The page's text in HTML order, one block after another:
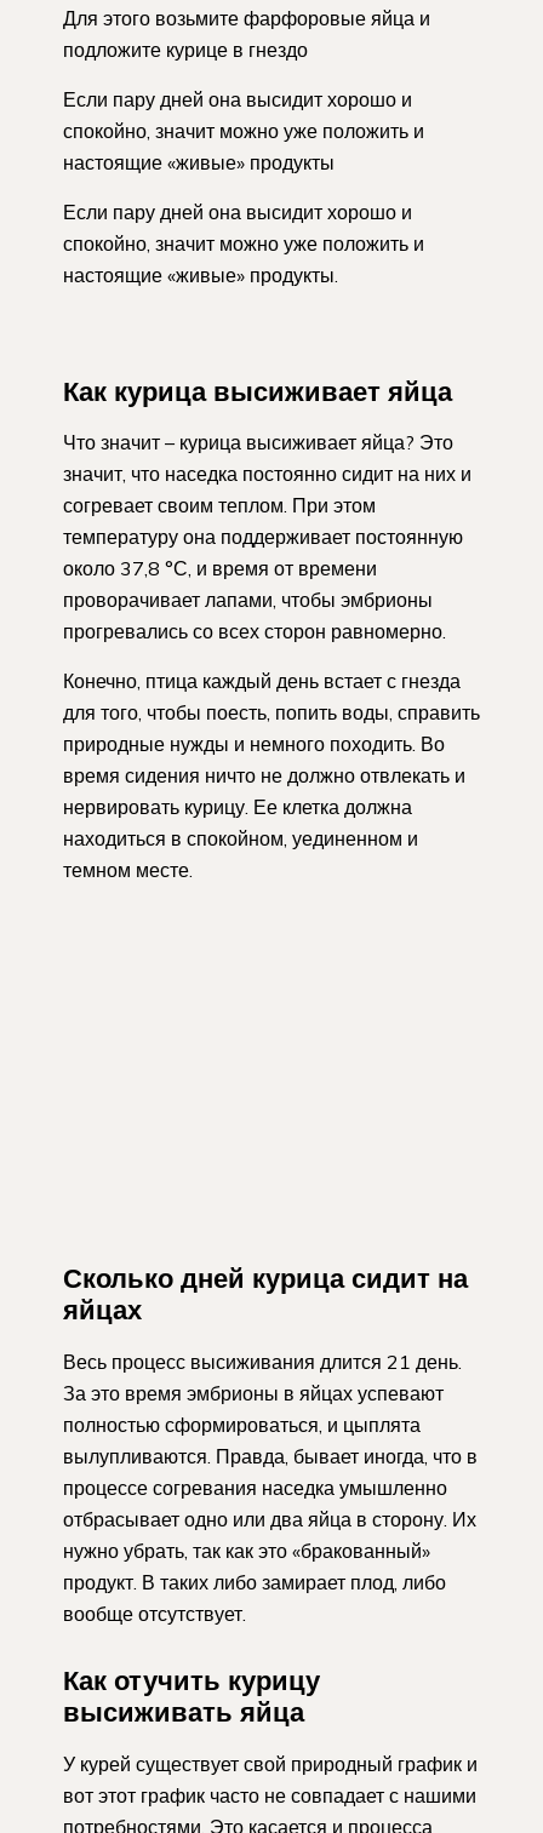
Для этого возьмите фарфоровые яйца и
подложите курице в гнездо
Если пару дней она высидит хорошо и
спокойно, значит можно уже положить и
настоящие «живые» продукты
Если пару дней она высидит хорошо и
спокойно, значит можно уже положить и
настоящие «живые» продукты.
Как курица высиживает яйца
Что значит – курица высиживает яйца? Это
значит, что наседка постоянно сидит на них и
согревает своим теплом. При этом
температуру она поддерживает постоянную
около 37,8 °С, и время от времени
проворачивает лапами, чтобы эмбрионы
прогревались со всех сторон равномерно.
Конечно, птица каждый день встает с гнезда
для того, чтобы поесть, попить воды, справить
природные нужды и немного походить. Во
время сидения ничто не должно отвлекать и
нервировать курицу. Ее клетка должна
находиться в спокойном, уединенном и
темном месте.
Сколько дней курица сидит на
яйцах
Весь процесс высиживания длится 21 день.
За это время эмбрионы в яйцах успевают
полностью сформироваться, и цыплята
вылупливаются. Правда, бывает иногда, что в
процессе согревания наседка умышленно
отбрасывает одно или два яйца в сторону. Их
нужно убрать, так как это «бракованный»
продукт. В таких либо замирает плод, либо
вообще отсутствует.
Как отучить курицу
высиживать яйца
У курей существует свой природный график и
вот этот график часто не совпадает с нашими
потребностями. Это касается и процесса